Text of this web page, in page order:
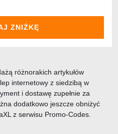
ZNIŻKĘ
różnorakich artykułów
internetowy z siedzibą w
i dostawę zupełnie za
dodatkowo jeszcze obniżyć
z serwisu Promo-Codes.